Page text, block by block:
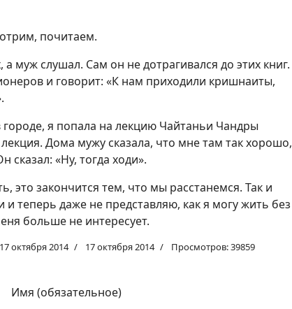
почитаем.
а муж слушал. Сам он не дотрагивался до этих книг.
и говорит: «К нам приходили кришнаиты,
я попала на лекцию Чайтаньи Чандры
Дома мужу сказала, что мне там так хорошо,
сказал: «Ну, тогда ходи».
это закончится тем, что мы расстанемся. Так и
теперь даже не представляю, как я могу жить без
больше не интересует.
17 октября 2014 17 октября 2014 Просмотров: 39859
Имя (обязательное)